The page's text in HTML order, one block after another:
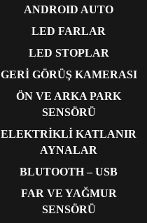
ANDROID AUTO
LED FARLAR
LED STOPLAR
GERİ GÖRÜŞ KAMERASI
ÖN VE ARKA PARK
SENSÖRÜ
ELEKTRİKLİ KATLANIR
AYNALAR
BLUTOOTH – USB
FAR VE YAĞMUR
SENSÖRÜ